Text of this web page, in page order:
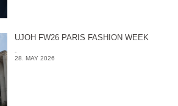
UJOH FW26 PARIS FASHION WEEK
-
28. MAY 2026